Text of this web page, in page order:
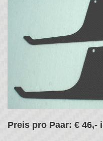
Preis pro Paar: € 46,-